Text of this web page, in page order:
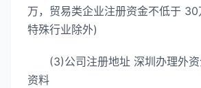
万，贸易类企业注册资金不低于 30
特殊行业除外)
(3)公司注册地址 深圳办理外资
资料